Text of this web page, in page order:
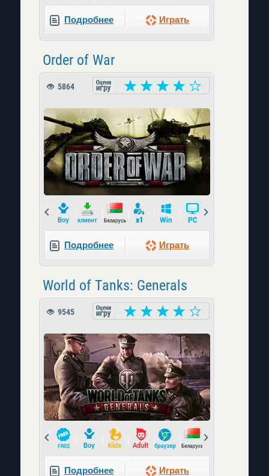
Подробнее Играть
Order of War
5864
Prev
Подробнее Играть
World of Tanks: Generals
9545
Prev
Подробнее Играть